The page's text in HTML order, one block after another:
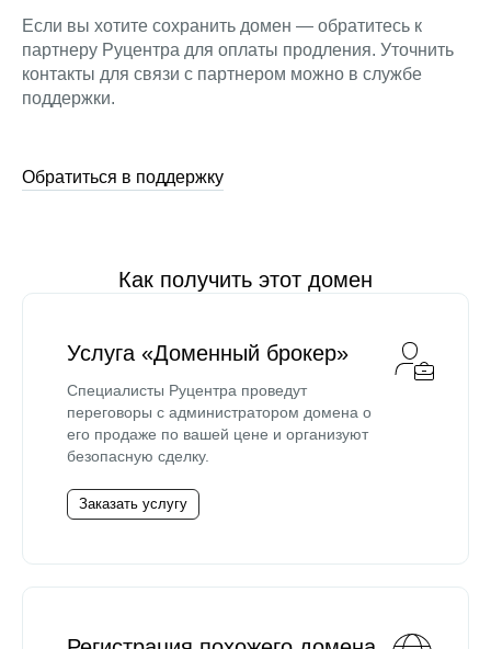
Если вы хотите сохранить домен — обратитесь к
партнеру Руцентра для оплаты продления. Уточнить
контакты для связи с партнером можно в службе
поддержки.
Обратиться в поддержку
Как получить этот домен
Услуга «Доменный брокер»
Специалисты Руцентра проведут
переговоры с администратором домена о
его продаже по вашей цене и организуют
безопасную сделку.
Заказать услугу